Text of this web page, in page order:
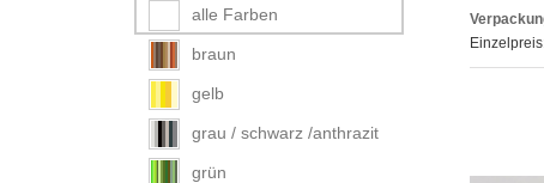
alle Farben
braun
gelb
grau / schwarz /anthrazit
grün